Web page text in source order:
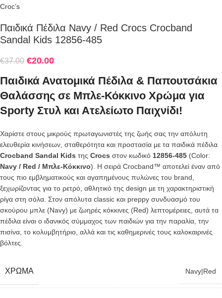
Croc’s
Παιδικά Πέδιλα Navy / Red Crocs Crocband
Sandal Kids 12856-485
€37.00 €20.00
Παιδικά Ανατομικά Πέδιλα & Παπουτσάκια
Θαλάσσης σε Μπλε-Κόκκινο Χρώμα για
Sporty Στυλ και Ατελείωτο Παιχνίδι!
Χαρίστε στους μικρούς πρωταγωνιστές της ζωής σας την απόλυτη
ελευθερία κινήσεων, σταθερότητα και προστασία με τα παιδικά πέδιλα
Crocband Sandal Kids της Crocs στον κωδικό 12856-485 (Color:
Navy / Red / Μπλε-Κόκκινο). Η σειρά Crocband™ αποτελεί έναν από
τους πιο εμβληματικούς και αγαπημένους πυλώνες του brand,
ξεχωρίζοντας για το ρετρό, αθλητικό της design με τη χαρακτηριστική
ρίγα στη σόλα. Στον απόλυτα classic και preppy συνδυασμό του
σκούρου μπλε (Navy) με ζωηρές κόκκινες (Red) λεπτομέρειες, αυτά τα
πέδιλα είναι ο ιδανικός σύμμαχος των παιδιών για την παραλία, την
πισίνα, το κολυμβητήριο, αλλά και τις καθημερινές τους καλοκαιρινές
βόλτες.
ΧΡΏΜΑ Navy|Red